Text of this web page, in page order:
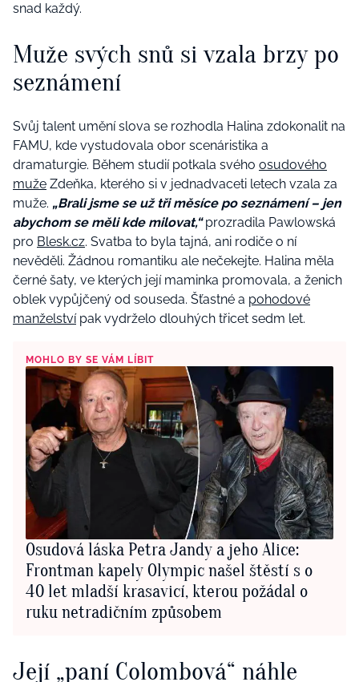
snad každý.
Muže svých snů si vzala brzy po
seznámení
Svůj talent umění slova se rozhodla Halina zdokonalit na
FAMU, kde vystudovala obor scenáristika a
dramaturgie. Během studií potkala svého osudového
muže Zdeňka, kterého si v jednadvaceti letech vzala za
muže. „Brali jsme se už tři měsíce po seznámení – jen
abychom se měli kde milovat,“prozradila Pawlowská
pro Blesk.cz. Svatba to byla tajná, ani rodiče o ní
nevěděli. Žádnou romantiku ale nečekejte. Halina měla
černé šaty, ve kterých její maminka promovala, a ženich
oblek vypůjčený od souseda. Šťastné a pohodové
manželstvípak vydrželo dlouhých třicet sedm let.
MOHLO BY SE VÁM LÍBIT
Osudová láska Petra Jandy a jeho Alice:
Frontman kapely Olympic našel štěstí s o
40 let mladší krasavicí, kterou požádal o
ruku netradičním způsobem
Její „paní Colombová“ náhle